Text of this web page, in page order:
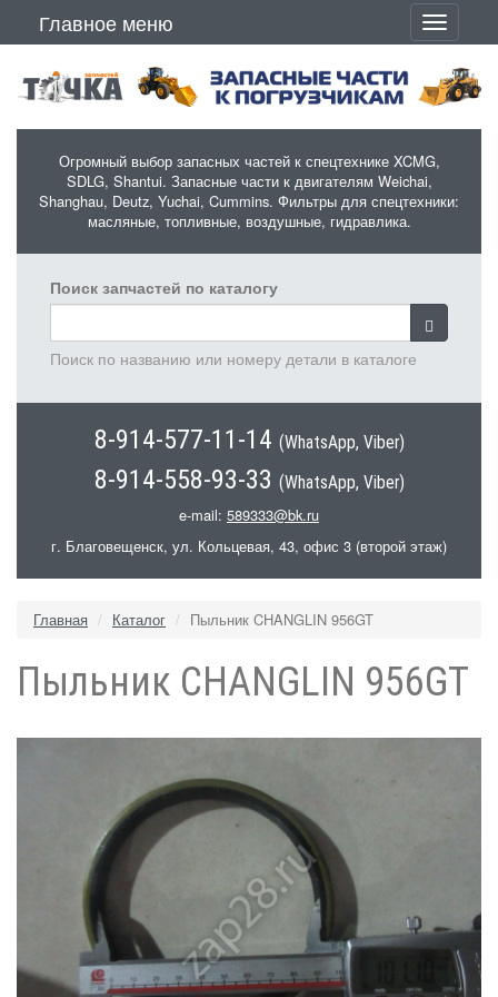
Главное меню
Toggle
Огромный выбор запасных частей к спецтехнике XCMG,
SDLG, Shantui. Запасные части к двигателям Weichai,
Shanghau, Deutz, Yuchai, Cummins. Фильтры для спецтехники:
масляные, топливные, воздушные, гидравлика.
Поиск запчастей по каталогу
Поиск по названию или номеру детали в каталоге
8-914-577-11-14 (WhatsApp, Viber)
8-914-558-93-33 (WhatsApp, Viber)
e-mail: 589333@bk.ru
г. Благовещенск, ул. Кольцевая, 43, офис 3 (второй этаж)
Главная Каталог Пыльник CHANGLIN 956GT
Пыльник CHANGLIN 956GT